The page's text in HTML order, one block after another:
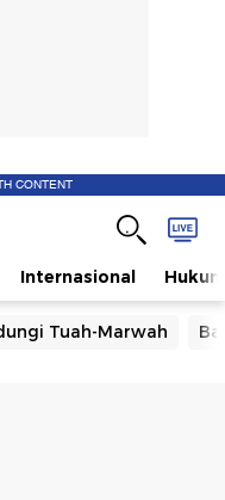
CONTENT
Internasional Hukum
Tuah-Marwah